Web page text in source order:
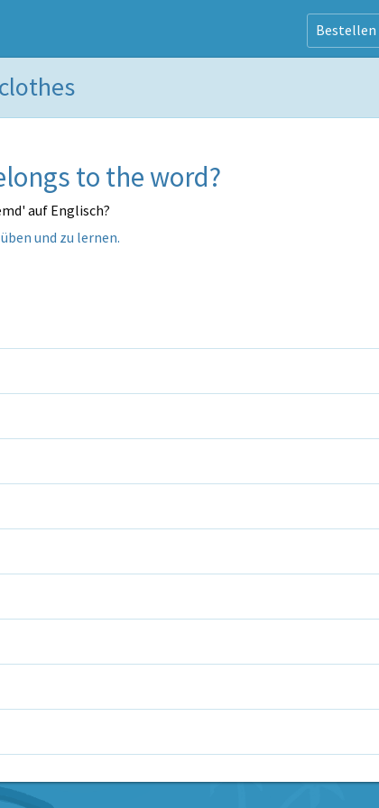
Bestellen
to the word?
auf Englisch?
und zu lernen.